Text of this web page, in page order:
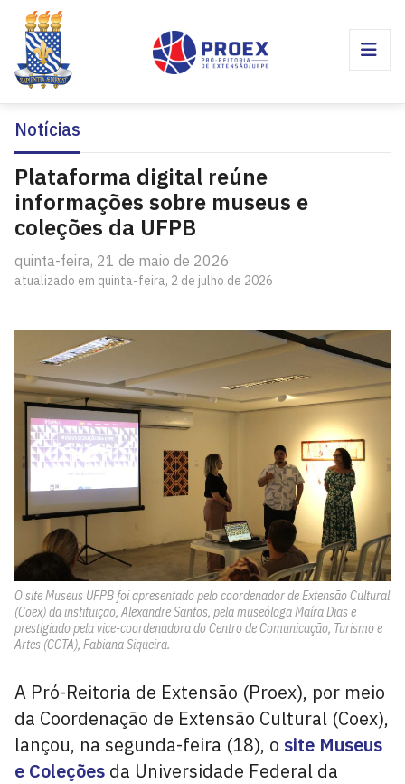
Notícias
Plataforma digital reúne
informações sobre museus e
coleções da UFPB
quinta-feira, 21 de maio de 2026
atualizado em quinta-feira, 2 de julho de 2026
O site Museus UFPB foi apresentado pelo coordenador de Extensão Cultural
(Coex) da instituição, Alexandre Santos, pela museóloga Maíra Dias e
prestigiado pela vice-coordenadora do Centro de Comunicação, Turismo e
Artes (CCTA), Fabiana Siqueira.
A Pró-Reitoria de Extensão (Proex), por meio
da Coordenação de Extensão Cultural (Coex),
lançou, na segunda-feira (18), o site Museus
e Coleções da Universidade Federal da